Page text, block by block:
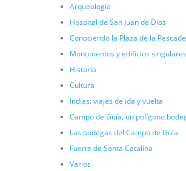
Arqueología
Hospital de San Juan de Dios
Conociendo la Plaza de la
Monumentos y edificios singulares
Historia
Cultura
Indias: viajes de ida y vuelta
Campo de Guía, un polígono
Las bodegas del Campo de Guía
Fuerte de Santa Catalina
Varios